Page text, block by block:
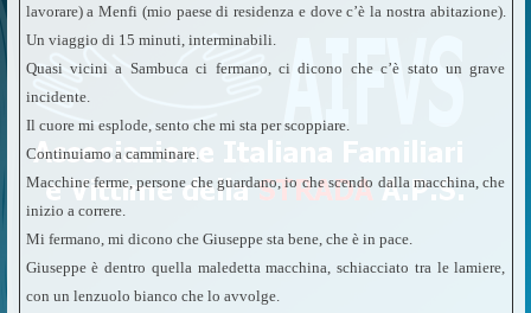
lavorare) a Menfi (mio paese di residenza e dove c’è la nostra abitazione).
Un viaggio di 15 minuti, interminabili.
Quasi vicini a Sambuca ci fermano, ci dicono che c’è stato un grave
incidente.
Il cuore mi esplode, sento che mi sta per scoppiare.
Continuiamo a camminare.
Macchine ferme, persone che guardano, io che scendo dalla macchina, che
inizio a correre.
Mi fermano, mi dicono che Giuseppe sta bene, che è in pace.
Giuseppe è dentro quella maledetta macchina, schiacciato tra le lamiere,
con un lenzuolo bianco che lo avvolge.